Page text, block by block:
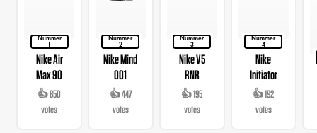
Nummer
1
Nike Air
Max 90
👍 850
votes
Nummer
2
Nike Mind
001
👍 447
votes
Nummer
3
Nike V5
RNR
👍 195
votes
Nummer
4
Nike
Initiator
👍 192
votes